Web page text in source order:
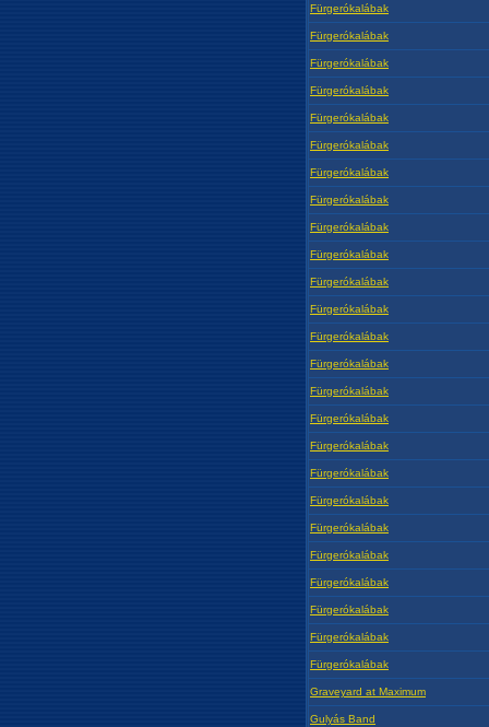
Fürgerókalábak
Fürgerókalábak
Fürgerókalábak
Fürgerókalábak
Fürgerókalábak
Fürgerókalábak
Fürgerókalábak
Fürgerókalábak
Fürgerókalábak
Fürgerókalábak
Fürgerókalábak
Fürgerókalábak
Fürgerókalábak
Fürgerókalábak
Fürgerókalábak
Fürgerókalábak
Fürgerókalábak
Fürgerókalábak
Fürgerókalábak
Fürgerókalábak
Fürgerókalábak
Fürgerókalábak
Fürgerókalábak
Fürgerókalábak
Fürgerókalábak
Graveyard at Maximum
Gulyás Band